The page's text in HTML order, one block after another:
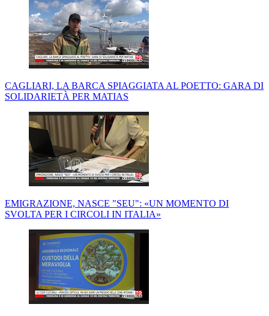
CAGLIARI, LA BARCA SPIAGGIATA AL POETTO: GARA DI
SOLIDARIETÀ PER MATIAS
EMIGRAZIONE, NASCE "SEU": «UN MOMENTO DI
SVOLTA PER I CIRCOLI IN ITALIA»